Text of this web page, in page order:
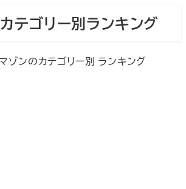
テゴリー別ランキング
ゾンのカテゴリー別 ランキング